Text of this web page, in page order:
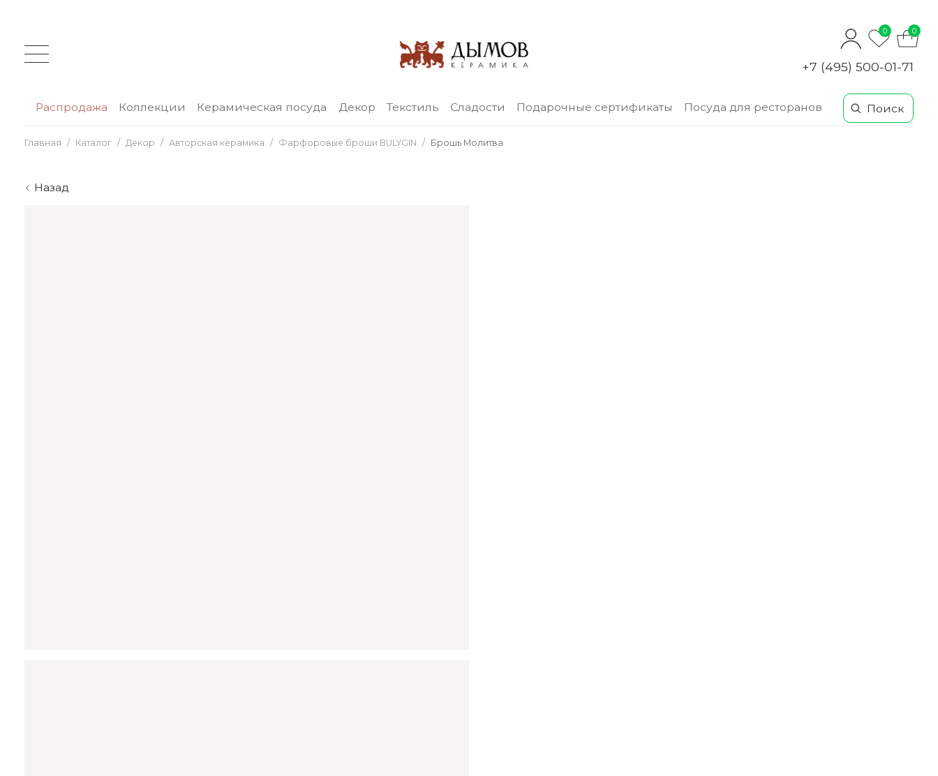
0 0
+7 (495) 500-01-71
Распродажа Коллекции Керамическая посуда Декор Текстиль Сладости Подарочные сертификаты Посуда для ресторанов
Главная Каталог Декор Авторская керамика Фарфоровые броши BULYGIN Брошь Молитва
Назад